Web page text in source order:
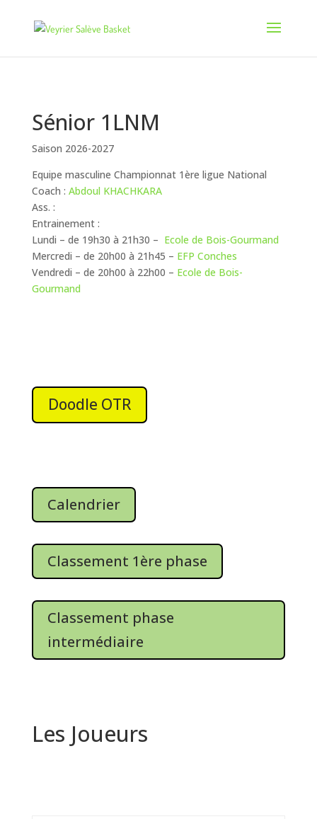
Sénior 1LNM
Saison 2026-2027
Equipe masculine Championnat 1ère ligue National
Coach : Abdoul KHACHKARA
Ass. :
Entrainement :
Lundi – de 19h30 à 21h30 – Ecole de Bois-Gourmand
Mercredi – de 20h00 à 21h45 – EFP Conches
Vendredi – de 20h00 à 22h00 – Ecole de Bois-
Gourmand
Doodle OTR
Calendrier
Classement 1ère phase
Classement phase
intermédiaire
Les Joueurs